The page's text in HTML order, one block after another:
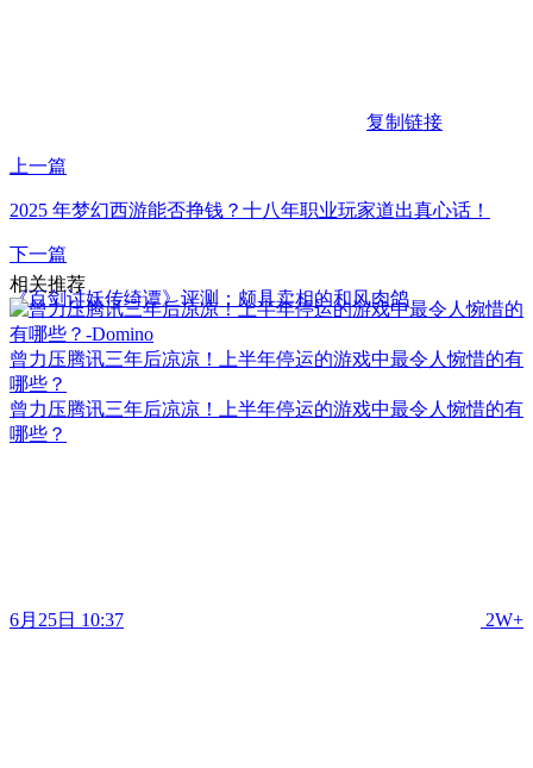
复制链接
上一篇
2025 年梦幻西游能否挣钱？十八年职业玩家道出真心话！
下一篇
《百剑讨妖传绮谭》评测：颇具卖相的和风肉鸽
相关推荐
曾力压腾讯三年后凉凉！上半年停运的游戏中最令人惋惜的有
哪些？
曾力压腾讯三年后凉凉！上半年停运的游戏中最令人惋惜的有
哪些？
6月25日 10:37 2W+